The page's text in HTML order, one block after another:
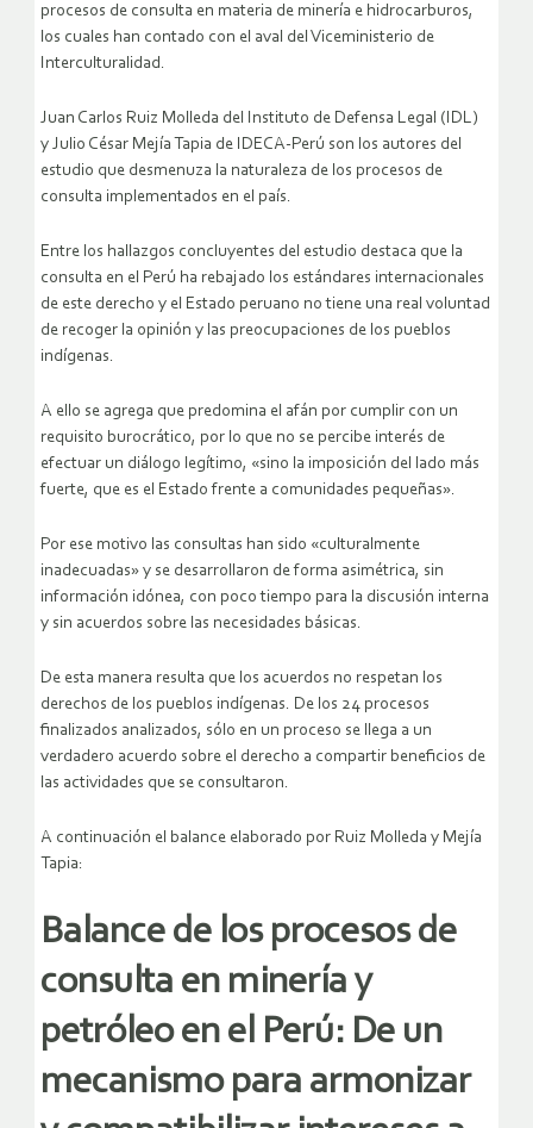
procesos de consulta en materia de minería e hidrocarburos,
los cuales han contado con el aval del Viceministerio de
Interculturalidad.
Juan Carlos Ruiz Molleda del Instituto de Defensa Legal (IDL)
y Julio César Mejía Tapia de IDECA-Perú son los autores del
estudio que desmenuza la naturaleza de los procesos de
consulta implementados en el país.
Entre los hallazgos concluyentes del estudio destaca que la
consulta en el Perú ha rebajado los estándares internacionales
de este derecho y el Estado peruano no tiene una real voluntad
de recoger la opinión y las preocupaciones de los pueblos
indígenas.
A ello se agrega que predomina el afán por cumplir con un
requisito burocrático, por lo que no se percibe interés de
efectuar un diálogo legítimo, «sino la imposición del lado más
fuerte, que es el Estado frente a comunidades pequeñas».
Por ese motivo las consultas han sido «culturalmente
inadecuadas» y se desarrollaron de forma asimétrica, sin
información idónea, con poco tiempo para la discusión interna
y sin acuerdos sobre las necesidades básicas.
De esta manera resulta que los acuerdos no respetan los
derechos de los pueblos indígenas. De los 24 procesos
finalizados analizados, sólo en un proceso se llega a un
verdadero acuerdo sobre el derecho a compartir beneficios de
las actividades que se consultaron.
A continuación el balance elaborado por Ruiz Molleda y Mejía
Tapia:
Balance de los procesos de
consulta en minería y
petróleo en el Perú: De un
mecanismo para armonizar